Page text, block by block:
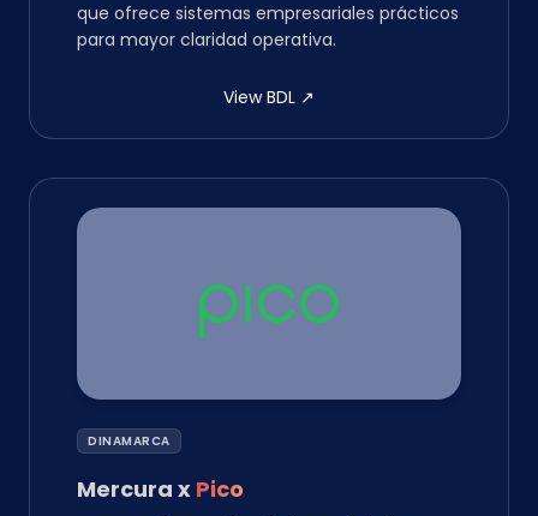
que ofrece sistemas empresariales prácticos
para mayor claridad operativa.
View BDL ↗
DINAMARCA
Mercura x Pico